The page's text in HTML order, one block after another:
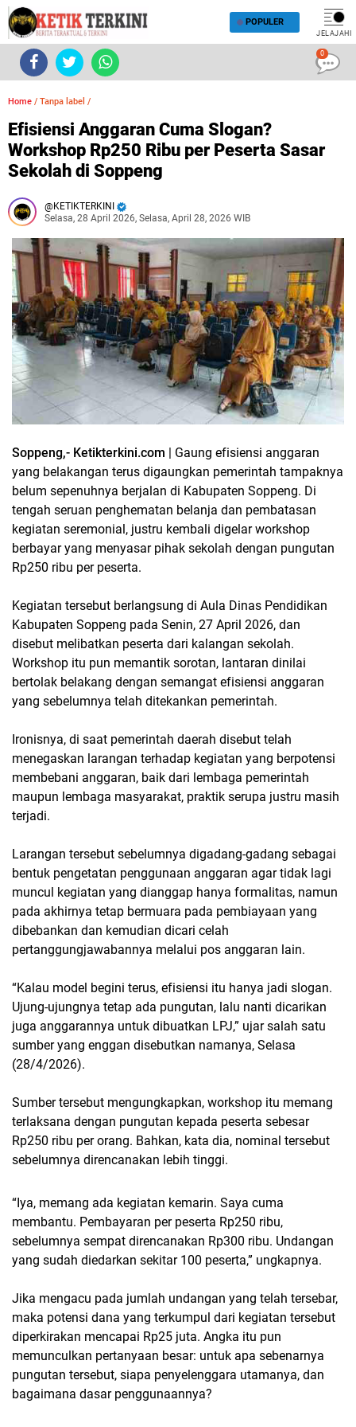
POPULER
JELAJAHI
Home / Tanpa label /
Efisiensi Anggaran Cuma Slogan?
Workshop Rp250 Ribu per Peserta Sasar
Sekolah di Soppeng
KETIKTERKINI
Selasa, 28 April 2026, Selasa, April 28, 2026 WIB
Soppeng,- Ketikterkini.com | Gaung efisiensi anggaran
yang belakangan terus digaungkan pemerintah tampaknya
belum sepenuhnya berjalan di Kabupaten Soppeng. Di
tengah seruan penghematan belanja dan pembatasan
kegiatan seremonial, justru kembali digelar workshop
berbayar yang menyasar pihak sekolah dengan pungutan
Rp250 ribu per peserta.
Kegiatan tersebut berlangsung di Aula Dinas Pendidikan
Kabupaten Soppeng pada Senin, 27 April 2026, dan
disebut melibatkan peserta dari kalangan sekolah.
Workshop itu pun memantik sorotan, lantaran dinilai
bertolak belakang dengan semangat efisiensi anggaran
yang sebelumnya telah ditekankan pemerintah.
Ironisnya, di saat pemerintah daerah disebut telah
menegaskan larangan terhadap kegiatan yang berpotensi
membebani anggaran, baik dari lembaga pemerintah
maupun lembaga masyarakat, praktik serupa justru masih
terjadi.
Larangan tersebut sebelumnya digadang-gadang sebagai
bentuk pengetatan penggunaan anggaran agar tidak lagi
muncul kegiatan yang dianggap hanya formalitas, namun
pada akhirnya tetap bermuara pada pembiayaan yang
dibebankan dan kemudian dicari celah
pertanggungjawabannya melalui pos anggaran lain.
“Kalau model begini terus, efisiensi itu hanya jadi slogan.
Ujung-ujungnya tetap ada pungutan, lalu nanti dicarikan
juga anggarannya untuk dibuatkan LPJ,” ujar salah satu
sumber yang enggan disebutkan namanya, Selasa
(28/4/2026).
Sumber tersebut mengungkapkan, workshop itu memang
terlaksana dengan pungutan kepada peserta sebesar
Rp250 ribu per orang. Bahkan, kata dia, nominal tersebut
sebelumnya direncanakan lebih tinggi.
“Iya, memang ada kegiatan kemarin. Saya cuma
membantu. Pembayaran per peserta Rp250 ribu,
sebelumnya sempat direncanakan Rp300 ribu. Undangan
yang sudah diedarkan sekitar 100 peserta,” ungkapnya.
Jika mengacu pada jumlah undangan yang telah tersebar,
maka potensi dana yang terkumpul dari kegiatan tersebut
diperkirakan mencapai Rp25 juta. Angka itu pun
memunculkan pertanyaan besar: untuk apa sebenarnya
pungutan tersebut, siapa penyelenggara utamanya, dan
bagaimana dasar penggunaannya?
0